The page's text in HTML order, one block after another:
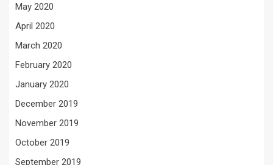
May 2020
April 2020
March 2020
February 2020
January 2020
December 2019
November 2019
October 2019
September 2019